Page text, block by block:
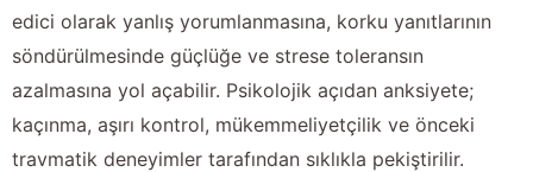
edici olarak yanlış yorumlanmasına, korku yanıtlarının
söndürülmesinde güçlüğe ve strese toleransın
azalmasına yol açabilir. Psikolojik açıdan anksiyete;
kaçınma, aşırı kontrol, mükemmeliyetçilik ve önceki
travmatik deneyimler tarafından sıklıkla pekiştirilir.